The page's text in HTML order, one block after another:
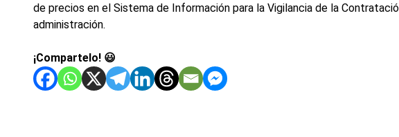
de precios en el Sistema de Información para la Vigilancia de la
administración.
¡Compartelo! 😃